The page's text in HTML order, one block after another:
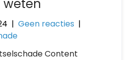
weten
| Geen reacties |
Content